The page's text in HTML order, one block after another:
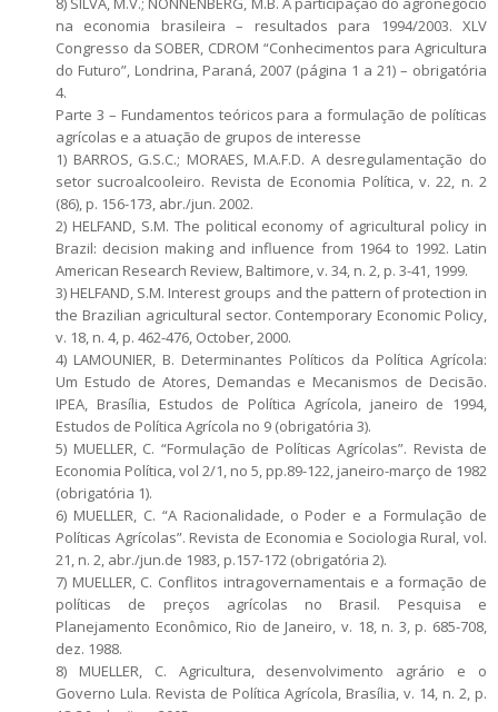
na economia brasileira – resultados para 1994/2003. XLV
Congresso da SOBER, CDROM “Conhecimentos para Agricultura
do Futuro”, Londrina, Paraná, 2007 (página 1 a 21) – obrigatória
4.
Parte 3 – Fundamentos teóricos para a formulação de políticas
agrícolas e a atuação de grupos de interesse
1) BARROS, G.S.C.; MORAES, M.A.F.D. A desregulamentação do
setor sucroalcooleiro. Revista de Economia Política, v. 22, n. 2
(86), p. 156-173, abr./jun. 2002.
2) HELFAND, S.M. The political economy of agricultural policy in
Brazil: decision making and influence from 1964 to 1992. Latin
American Research Review, Baltimore, v. 34, n. 2, p. 3-41, 1999.
3) HELFAND, S.M. Interest groups and the pattern of protection in
the Brazilian agricultural sector. Contemporary Economic Policy,
v. 18, n. 4, p. 462-476, October, 2000.
4) LAMOUNIER, B. Determinantes Políticos da Política Agrícola:
Um Estudo de Atores, Demandas e Mecanismos de Decisão.
IPEA, Brasília, Estudos de Política Agrícola, janeiro de 1994,
Estudos de Política Agrícola no 9 (obrigatória 3).
5) MUELLER, C. “Formulação de Políticas Agrícolas”. Revista de
Economia Política, vol 2/1, no 5, pp.89-122, janeiro-março de 1982
(obrigatória 1).
6) MUELLER, C. “A Racionalidade, o Poder e a Formulação de
Políticas Agrícolas”. Revista de Economia e Sociologia Rural, vol.
21, n. 2, abr./jun.de 1983, p.157-172 (obrigatória 2).
7) MUELLER, C. Conflitos intragovernamentais e a formação de
políticas de preços agrícolas no Brasil. Pesquisa e
Planejamento Econômico, Rio de Janeiro, v. 18, n. 3, p. 685-708,
dez. 1988.
8) MUELLER, C. Agricultura, desenvolvimento agrário e o
Governo Lula. Revista de Política Agrícola, Brasília, v. 14, n. 2, p.